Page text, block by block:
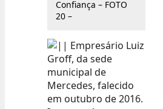
Confiança – FOTO
20 –